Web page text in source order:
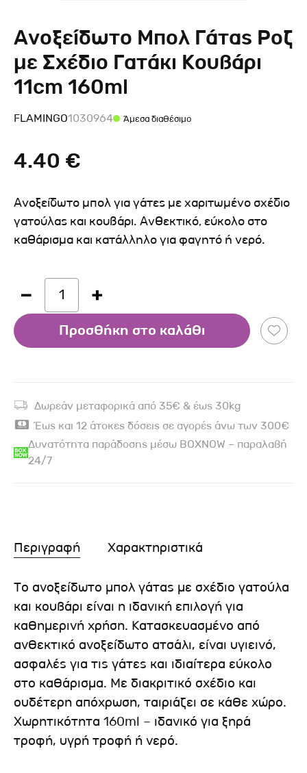
Ανοξείδωτο Μπολ Γάτας Ροζ
με Σχέδιο Γατάκι Κουβάρι
11cm 160ml
FLAMINGO1030964 Άμεσα διαθέσιμο
4.40 €
Ανοξείδωτο μπολ για γάτες με χαριτωμένο σχέδιο
γατούλας και κουβάρι. Ανθεκτικό, εύκολο στο
καθάρισμα και κατάλληλο για φαγητό ή νερό.
1
Προσθήκη στο καλάθι
Δωρεάν μεταφορικά από 35€ & έως 30kg
Έως και 12 άτοκες δόσεις σε αγορές άνω των 300€
Δυνατότητα παράδοσης μέσω BOXNOW – παραλαβή
24/7
Περιγραφή Χαρακτηριστικά
Το ανοξείδωτο μπολ γάτας με σχέδιο γατούλα
και κουβάρι είναι η ιδανική επιλογή για
καθημερινή χρήση. Κατασκευασμένο από
ανθεκτικό ανοξείδωτο ατσάλι, είναι υγιεινό,
ασφαλές για τις γάτες και ιδιαίτερα εύκολο
στο καθάρισμα. Με διακριτικό σχέδιο και
ουδέτερη απόχρωση, ταιριάζει σε κάθε χώρο.
Χωρητικότητα 160ml – ιδανικό για ξηρά
τροφή, υγρή τροφή ή νερό.